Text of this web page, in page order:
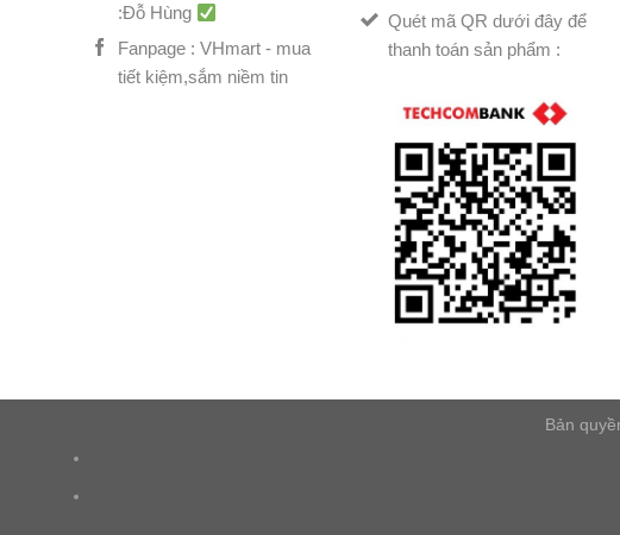
:Đỗ Hùng
Fanpage : VHmart - mua
tiết kiệm,sắm niềm tin
Quét mã QR dưới đây để
thanh toán sản phẩm :
Bản